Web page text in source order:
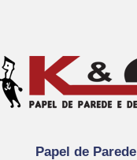
Papel de Parede